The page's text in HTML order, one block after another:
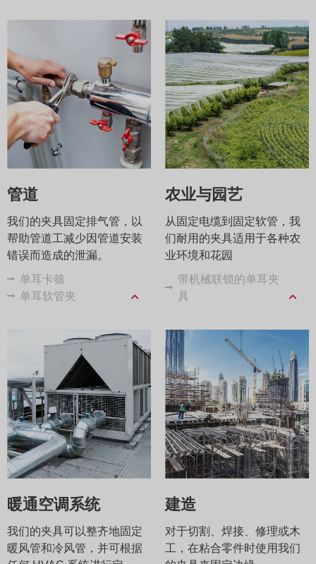
压接环
管道
我们的夹具固定排气管，以
帮助管道工减少因管道安装
错误而造成的泄漏。
单耳卡箍
单耳软管夹
农业与园艺
从固定电缆到固定软管，我
们耐用的夹具适用于各种农
业环境和花园
带机械联锁的单耳夹
具
暖通空调系统
我们的夹具可以整齐地固定
暖风管和冷风管，并可根据
建造
对于切割、焊接、修理或木
工，在粘合零件时使用我们